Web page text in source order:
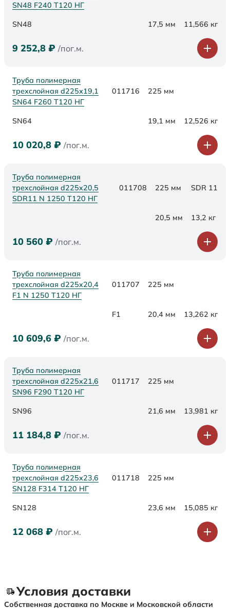
SN48 F240 Т120 НГ
SN48 17,5 мм 11,566 кг
9 252,8 ₽ /пог.м.
Труба полимерная
трехслойная d225х19,1
SN64 F260 Т120 НГ
011716 225 мм
SN64 19,1 мм 12,526 кг
10 020,8 ₽ /пог.м.
Труба полимерная
трехслойная d225x20,5
SDR11 N 1250 Т120 НГ
011708 225 мм SDR 11
20,5 мм 13,2 кг
10 560 ₽ /пог.м.
Труба полимерная
трехслойная d225x20,4
F1 N 1250 Т120 НГ
011707 225 мм
F1 20,4 мм 13,262 кг
10 609,6 ₽ /пог.м.
Труба полимерная
трехслойная d225х21,6
SN96 F290 Т120 НГ
011717 225 мм
SN96 21,6 мм 13,981 кг
11 184,8 ₽ /пог.м.
Труба полимерная
трехслойная d225х23,6
SN128 F314 Т120 НГ
011718 225 мм
SN128 23,6 мм 15,085 кг
12 068 ₽ /пог.м.
Условия доставки
Собственная доставка по Москве и Московской области